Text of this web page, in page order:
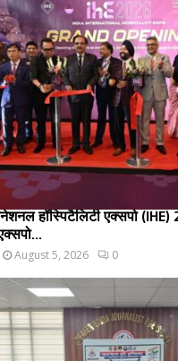
हॉस्पिटैलिटी एक्सपो
August 5, 2026 0